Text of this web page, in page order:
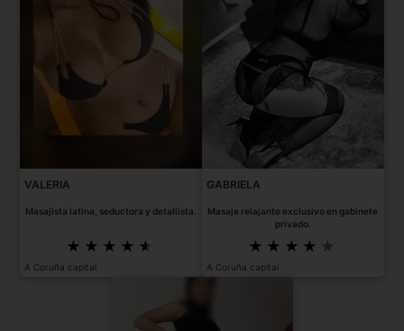
VALERIA
Masajista latina, seductora y detallista.
A Coruña capital
GABRIELA
Masaje relajante exclusivo en gabinete
privado.
A Coruña capital